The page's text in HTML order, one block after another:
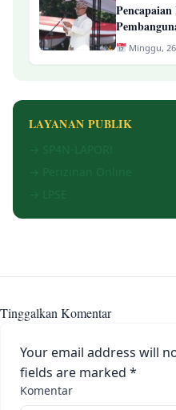
Hari Jadi
Tasikmalaya
Minggu,
LAYANAN PUBLIK
Tinggalkan Komentar
Your email address will
fields are marked *
Komentar